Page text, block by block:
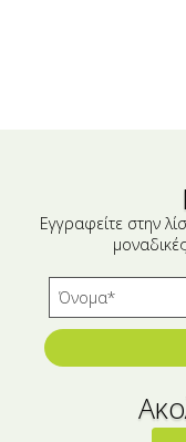
Εγγραφείτε στην